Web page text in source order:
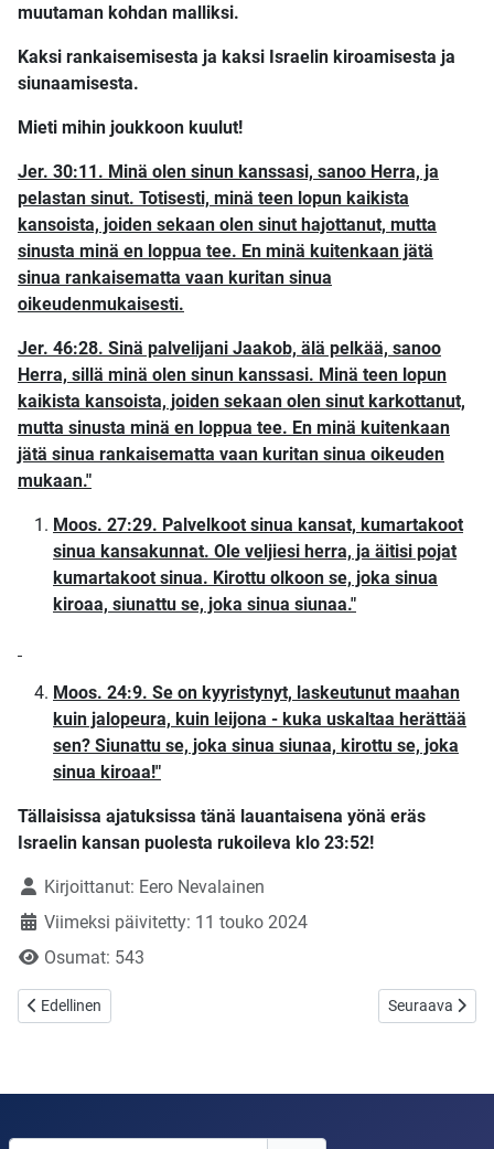
muutaman kohdan malliksi.
Kaksi rankaisemisesta ja kaksi Israelin kiroamisesta ja
siunaamisesta.
Mieti mihin joukkoon kuulut!
Jer. 30:11. Minä olen sinun kanssasi, sanoo Herra, ja
pelastan sinut. Totisesti, minä teen lopun kaikista
kansoista, joiden sekaan olen sinut hajottanut, mutta
sinusta minä en loppua tee. En minä kuitenkaan jätä
sinua rankaisematta vaan kuritan sinua
oikeudenmukaisesti.
Jer. 46:28. Sinä palvelijani Jaakob, älä pelkää, sanoo
Herra, sillä minä olen sinun kanssasi. Minä teen lopun
kaikista kansoista, joiden sekaan olen sinut karkottanut,
mutta sinusta minä en loppua tee. En minä kuitenkaan
jätä sinua rankaisematta vaan kuritan sinua oikeuden
mukaan."
Moos. 27:29. Palvelkoot sinua kansat, kumartakoot
sinua kansakunnat. Ole veljiesi herra, ja äitisi pojat
kumartakoot sinua. Kirottu olkoon se, joka sinua
kiroaa, siunattu se, joka sinua siunaa."
Moos. 24:9. Se on kyyristynyt, laskeutunut maahan
kuin jalopeura, kuin leijona - kuka uskaltaa herättää
sen? Siunattu se, joka sinua siunaa, kirottu se, joka
sinua kiroaa!"
Tällaisissa ajatuksissa tänä lauantaisena yönä eräs
Israelin kansan puolesta rukoileva klo 23:52!
TietojaKirjoittanut: Eero Nevalainen
Viimeksi päivitetty: 11 touko 2024
Osumat: 543
Edellinen artikkeli: Joka uskoo!
Edellinen Seuraava
Seuraava